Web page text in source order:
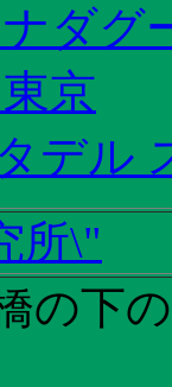
ダグ
京
デル